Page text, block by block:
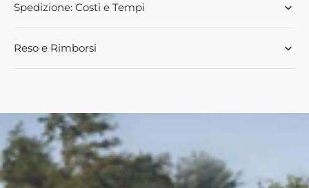
Spedizione: Costi e Tempi
Reso e Rimborsi